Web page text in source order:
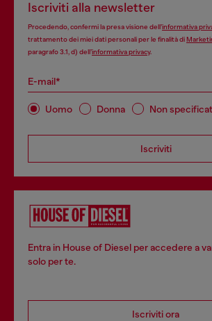
Iscriviti alla newsletter
Procedendo, confermi la presa visione dell’informativa
trattamento dei miei dati personali per le finalità di
paragrafo 3.1, d) dell’informativa privacy.
E-mail*
Uomo Donna Non
Iscriviti
Entra in House of Diesel per accedere a
solo per te.
Iscriviti ora